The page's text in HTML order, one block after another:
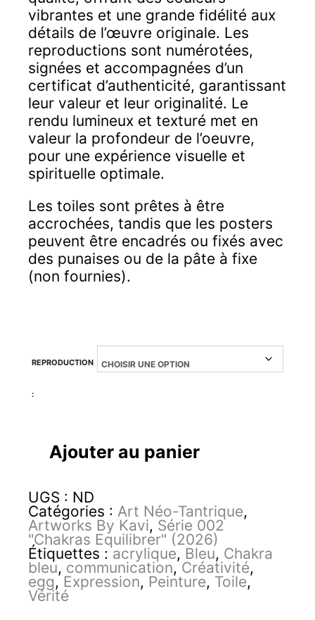
vibrantes et une grande fidélité aux
détails de l’œuvre originale. Les
reproductions sont numérotées,
signées et accompagnées d’un
certificat d’authenticité, garantissant
leur valeur et leur originalité. Le
rendu lumineux et texturé met en
valeur la profondeur de l’oeuvre,
pour une expérience visuelle et
spirituelle optimale.
Les toiles sont prêtes à être
accrochées, tandis que les posters
peuvent être encadrés ou fixés avec
des punaises ou de la pâte à fixe
(non fournies).
REPRODUCTION
:
quantité
egg
Ajouter au panier
UGS : ND
Catégories : Art Néo-Tantrique,
Artworks By Kavi, Série 002
"Chakras Equilibrer" (2026)
Étiquettes :acrylique, Bleu, Chakra
bleu, communication, Créativité,
egg, Expression, Peinture, Toile,
Vérité